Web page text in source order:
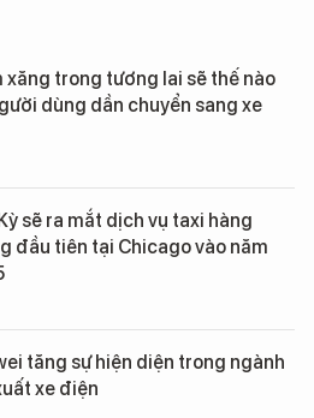
xăng trong tương lai sẽ thế nào
dùng dần chuyển sang xe
sẽ ra mắt dịch vụ taxi hàng
đầu tiên tại Chicago vào năm
tăng sự hiện diện trong ngành
xe điện